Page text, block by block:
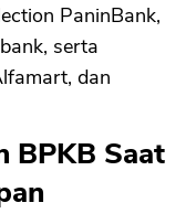
PaninBank,
serta
dan
BPKB Saat